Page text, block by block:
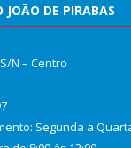
JOÃO DE PIRABAS
N – Centro
Segunda a